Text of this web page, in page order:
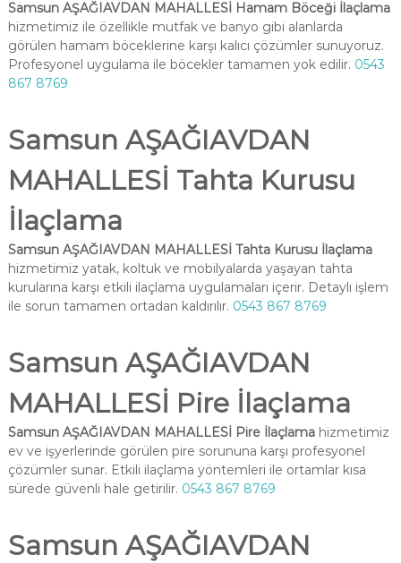
Samsun AŞAĞIAVDAN MAHALLESİ Hamam Böceği İlaçlama
hizmetimiz ile özellikle mutfak ve banyo gibi alanlarda
görülen hamam böceklerine karşı kalıcı çözümler sunuyoruz.
Profesyonel uygulama ile böcekler tamamen yok edilir. 0543
867 8769
Samsun AŞAĞIAVDAN
MAHALLESİ Tahta Kurusu
İlaçlama
Samsun AŞAĞIAVDAN MAHALLESİ Tahta Kurusu İlaçlama
hizmetimiz yatak, koltuk ve mobilyalarda yaşayan tahta
kurularına karşı etkili ilaçlama uygulamaları içerir. Detaylı işlem
ile sorun tamamen ortadan kaldırılır. 0543 867 8769
Samsun AŞAĞIAVDAN
MAHALLESİ Pire İlaçlama
Samsun AŞAĞIAVDAN MAHALLESİ Pire İlaçlamahizmetimiz
ev ve işyerlerinde görülen pire sorununa karşı profesyonel
çözümler sunar. Etkili ilaçlama yöntemleri ile ortamlar kısa
sürede güvenli hale getirilir. 0543 867 8769
Samsun AŞAĞIAVDAN